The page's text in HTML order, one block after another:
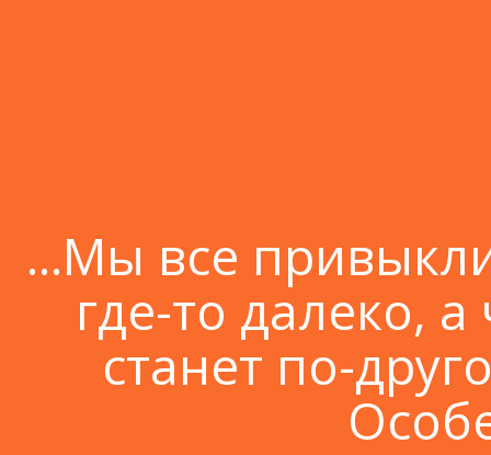
...Мы все
где-то далеко, а
станет по-